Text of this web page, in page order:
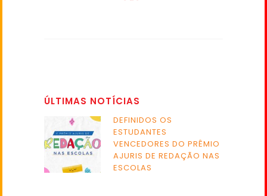
ÚLTIMAS NOTÍCIAS
DEFINIDOS OS
ESTUDANTES
VENCEDORES DO PRÊMIO
AJURIS DE REDAÇÃO NAS
ESCOLAS